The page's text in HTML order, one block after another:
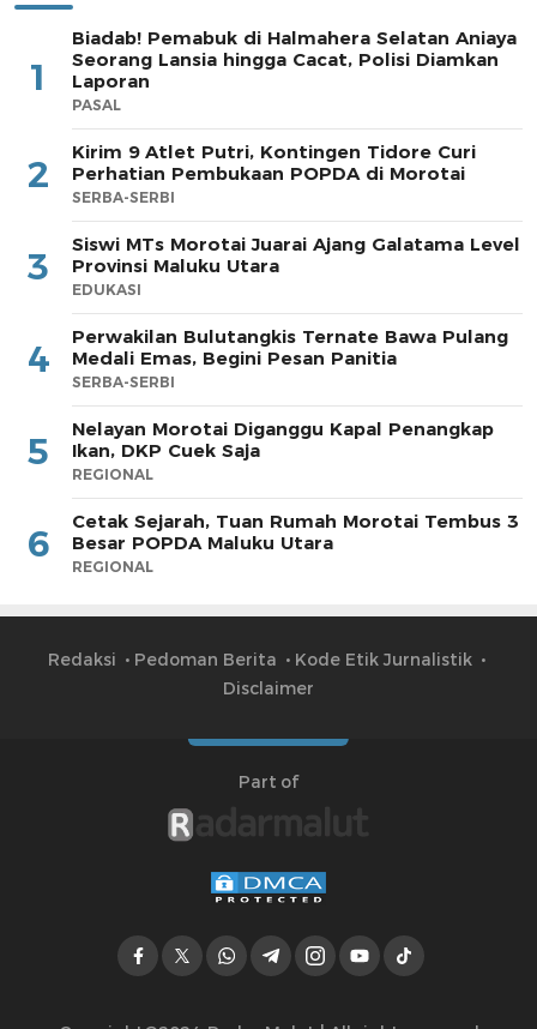
1
Biadab! Pemabuk di Halmahera Selatan Aniaya
Seorang Lansia hingga Cacat, Polisi Diamkan
Laporan
PASAL
2
Kirim 9 Atlet Putri, Kontingen Tidore Curi
Perhatian Pembukaan POPDA di Morotai
SERBA-SERBI
3
Siswi MTs Morotai Juarai Ajang Galatama Level
Provinsi Maluku Utara
EDUKASI
4
Perwakilan Bulutangkis Ternate Bawa Pulang
Medali Emas, Begini Pesan Panitia
SERBA-SERBI
5
Nelayan Morotai Diganggu Kapal Penangkap
Ikan, DKP Cuek Saja
REGIONAL
6
Cetak Sejarah, Tuan Rumah Morotai Tembus 3
Besar POPDA Maluku Utara
REGIONAL
Redaksi Pedoman Berita
Kode Etik Jurnalistik
Disclaimer
Part of